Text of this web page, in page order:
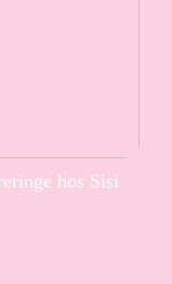
hos Sisi